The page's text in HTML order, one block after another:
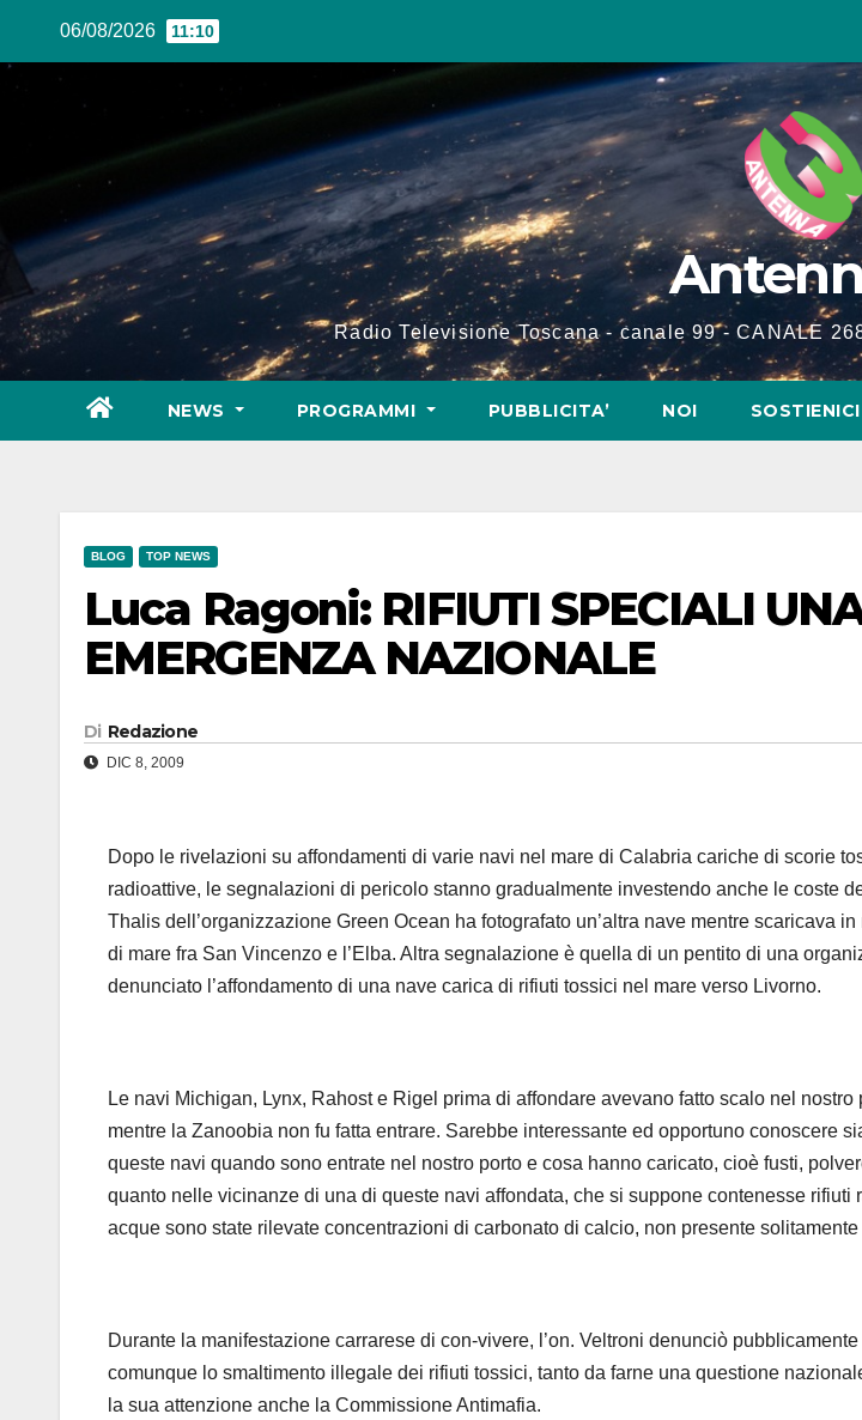
06/08/2026 11:10
Radio Televisione Toscana - canale 99 - CANALE
NEWS PROGRAMMI PUBBLICITA’ NOI SOSTIENICI
BLOG TOP NEWS
Luca Ragoni: RIFIUTI SPECIALI
EMERGENZA NAZIONALE
Di Redazione
DIC 8, 2009
Dopo le rivelazioni su affondamenti di varie navi nel mare di Calabria cariche di scorie
radioattive, le segnalazioni di pericolo stanno gradualmente investendo anche le coste
Thalis dell’organizzazione Green Ocean ha fotografato un’altra nave mentre scaricava
di mare fra San Vincenzo e l’Elba. Altra segnalazione è quella di un pentito di una
denunciato l’affondamento di una nave carica di rifiuti tossici nel mare verso Livorno.
Le navi Michigan, Lynx, Rahost e Rigel prima di affondare avevano fatto scalo nel nostro
mentre la Zanoobia non fu fatta entrare. Sarebbe interessante ed opportuno conoscere
queste navi quando sono entrate nel nostro porto e cosa hanno caricato, cioè fusti,
quanto nelle vicinanze di una di queste navi affondata, che si suppone contenesse
acque sono state rilevate concentrazioni di carbonato di calcio, non presente
Durante la manifestazione carrarese di con-vivere, l’on. Veltroni denunciò
comunque lo smaltimento illegale dei rifiuti tossici, tanto da farne una questione
la sua attenzione anche la Commissione Antimafia.